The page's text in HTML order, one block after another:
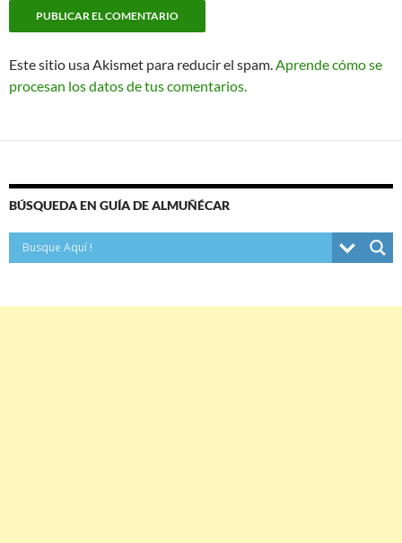
Este sitio usa Akismet para reducir el spam. Aprende cómo se
procesan los datos de tus comentarios.
BÚSQUEDA EN GUÍA DE ALMUÑÉCAR